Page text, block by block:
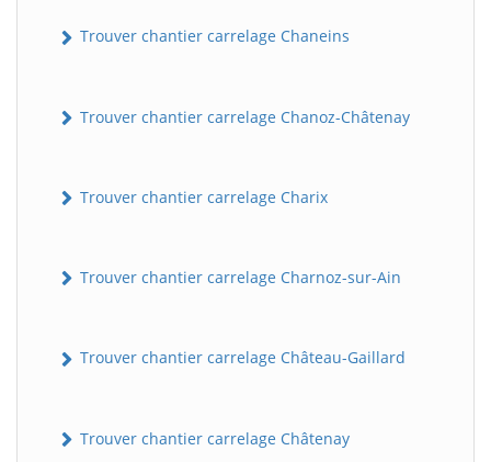
Trouver chantier carrelage Chaneins
Trouver chantier carrelage Chanoz-Châtenay
Trouver chantier carrelage Charix
Trouver chantier carrelage Charnoz-sur-Ain
Trouver chantier carrelage Château-Gaillard
Trouver chantier carrelage Châtenay